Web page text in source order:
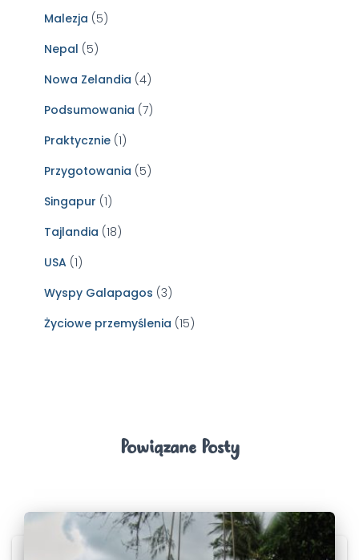
Malezja (5)
Nepal (5)
Nowa Zelandia (4)
Podsumowania (7)
Praktycznie (1)
Przygotowania (5)
Singapur (1)
Tajlandia (18)
USA (1)
Wyspy Galapagos (3)
Życiowe przemyślenia (15)
Powiązane Posty